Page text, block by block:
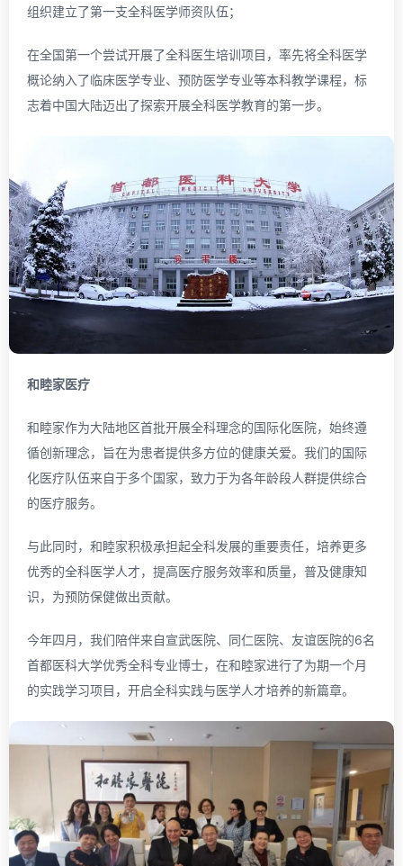
组织建立了第一支全科医学师资队伍；
在全国第一个尝试开展了全科医生培训项目，率先将全科医学
概论纳入了临床医学专业、预防医学专业等本科教学课程，标
志着中国大陆迈出了探索开展全科医学教育的第一步。
和睦家医疗
和睦家作为大陆地区首批开展全科理念的国际化医院，始终遵
循创新理念，旨在为患者提供多方位的健康关爱。我们的国际
化医疗队伍来自于多个国家，致力于为各年龄段人群提供综合
的医疗服务。
与此同时，和睦家积极承担起全科发展的重要责任，培养更多
优秀的全科医学人才，提高医疗服务效率和质量，普及健康知
识，为预防保健做出贡献。
今年四月，我们陪伴来自宣武医院、同仁医院、友谊医院的6名
首都医科大学优秀全科专业博士，在和睦家进行了为期一个月
的实践学习项目，开启全科实践与医学人才培养的新篇章。